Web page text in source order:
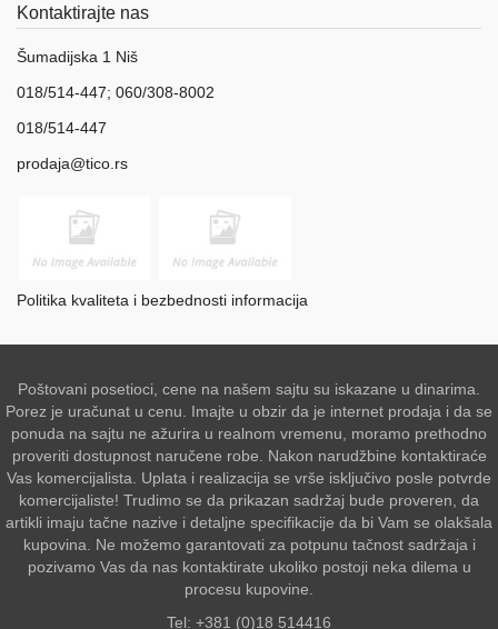
Kontaktirajte nas
Šumadijska 1 Niš
018/514-447; 060/308-8002
018/514-447
prodaja@tico.rs
Politika kvaliteta i bezbednosti informacija
Poštovani posetioci, cene na našem sajtu su iskazane u dinarima.
Porez je uračunat u cenu. Imajte u obzir da je internet prodaja i da se
ponuda na sajtu ne ažurira u realnom vremenu, moramo prethodno
proveriti dostupnost naručene robe. Nakon narudžbine kontaktiraće
Vas komercijalista. Uplata i realizacija se vrše isključivo posle potvrde
komercijaliste! Trudimo se da prikazan sadržaj bude proveren, da
artikli imaju tačne nazive i detaljne specifikacije da bi Vam se olakšala
kupovina. Ne možemo garantovati za potpunu tačnost sadržaja i
pozivamo Vas da nas kontaktirate ukoliko postoji neka dilema u
procesu kupovine.
Tel: +381 (0)18 514416